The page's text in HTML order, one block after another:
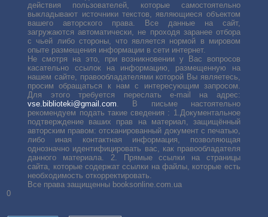
действия пользователей, которые самостоятельно
выкладывают источники текстов, являющиеся объектом
вашего авторского права. Все данные на сайт,
загружаются автоматически, не проходя заранее отбора
с чьей либо стороны, что является нормой в мировом
опыте размещения информации в сети интернет.
Не смотря на это, при возникновении у Вас вопросов
касательно ссылок на информацию, размещенную на
нашем сайте, правообладателями которой Вы являетесь,
просим обращаться к нам с интересующим запросом.
Для этого требуется переслать е-mail на адрес:
vse.biblioteki@gmail.com. В письме настоятельно
рекомендуем подать такие сведения : 1.Документальное
подтверждение ваших прав на материал, защищённый
авторским правом: отсканированный документ с печатью,
либо иная контактная информация, позволяющая
однозначно идентифицировать вас, как правообладателя
данного материала. 2. Прямые ссылки на страницы
сайта, которые содержат ссылки на файлы, которые есть
необходимость откорректировать.
Все права защищенны booksonline.com.ua
0